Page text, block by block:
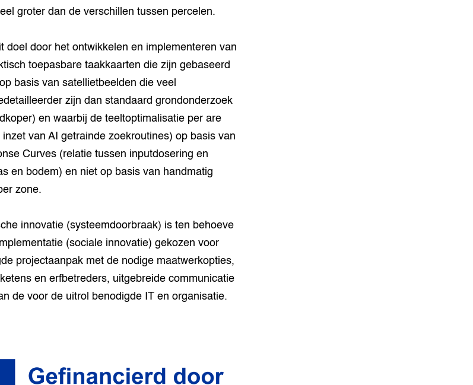
groter dan de verschillen tussen percelen.
doel door het ontwikkelen en implementeren van
toepasbare taakkaarten die zijn gebaseerd
basis van satellietbeelden die veel
zijn dan standaard grondonderzoek
en waarbij de teeltoptimalisatie per are
van AI getrainde zoekroutines) op basis van
Curves (relatie tussen inputdosering en
en bodem) en niet op basis van handmatig
zone.
innovatie (systeemdoorbraak) is ten behoeve
(sociale innovatie) gekozen voor
projectaanpak met de nodige maatwerkopties,
en erfbetreders, uitgebreide communicatie
de voor de uitrol benodigde IT en organisatie.